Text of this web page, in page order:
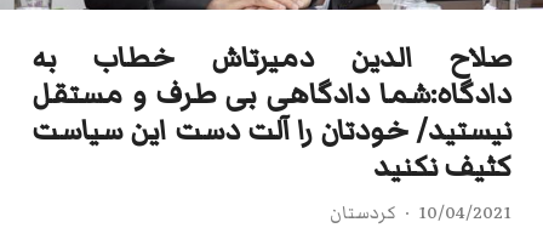
صلاح الدین دمیرتاش خطاب به
دادگاه:شما دادگاهی بی طرف و مستقل
نیستید/ خودتان را آلت دست این سیاست
کثیف نکنید
10/04/2021
کردستان